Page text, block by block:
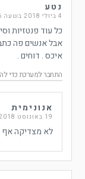
נטע
4 ביולי 2018 בשעה 8:56 am
כל עוד פנטזיות
אבל אנשים פה
איכס . דוחים .
התחבר למערכת כדי
אנונימית
19 באוגוסט 2018 בשעה 2:04 pm
לא מצדיקה